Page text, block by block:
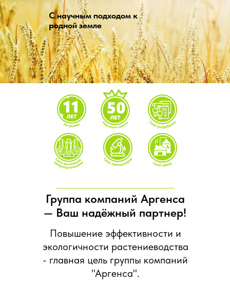
С научным подходом к
родной земле
Группа компаний Аргенса
— Ваш надёжный партнер!
Повышение эффективности и
экологичности растениеводства
- главная цель группы компаний
"Аргенса".